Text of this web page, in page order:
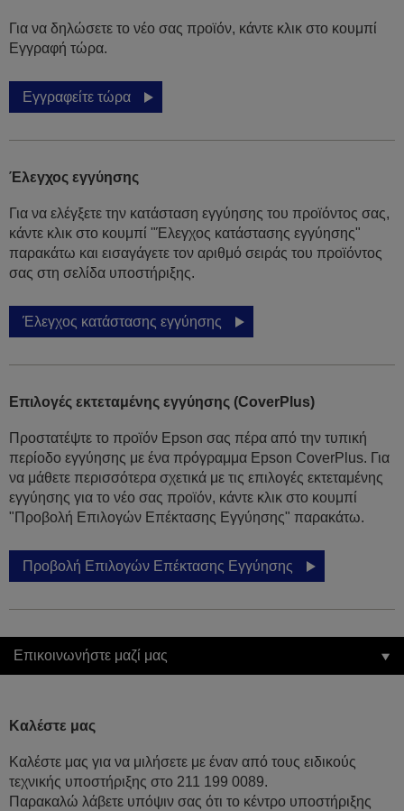
Για να δηλώσετε το νέο σας προϊόν, κάντε κλικ στο κουμπί
Εγγραφή τώρα.
Εγγραφείτε τώρα
Έλεγχος εγγύησης
Για να ελέγξετε την κατάσταση εγγύησης του προϊόντος σας,
κάντε κλικ στο κουμπί "Έλεγχος κατάστασης εγγύησης"
παρακάτω και εισαγάγετε τον αριθμό σειράς του προϊόντος
σας στη σελίδα υποστήριξης.
Έλεγχος κατάστασης εγγύησης
Επιλογές εκτεταμένης εγγύησης (CoverPlus)
Προστατέψτε το προϊόν Epson σας πέρα από την τυπική
περίοδο εγγύησης με ένα πρόγραμμα Epson CoverPlus. Για
να μάθετε περισσότερα σχετικά με τις επιλογές εκτεταμένης
εγγύησης για το νέο σας προϊόν, κάντε κλικ στο κουμπί
"Προβολή Επιλογών Επέκτασης Εγγύησης" παρακάτω.
Προβολή Επιλογών Επέκτασης Εγγύησης
Επικοινωνήστε μαζί μας
Καλέστε μας
Καλέστε μας για να μιλήσετε με έναν από τους ειδικούς
τεχνικής υποστήριξης στο 211 199 0089.
Παρακαλώ λάβετε υπόψιν σας ότι το κέντρο υποστήριξης